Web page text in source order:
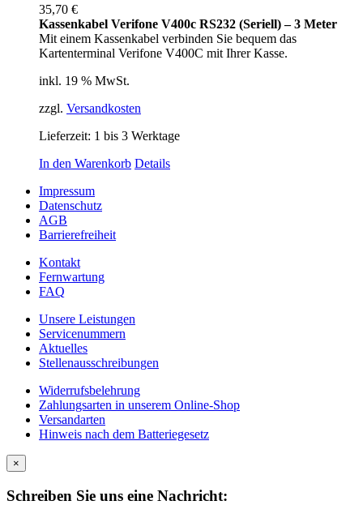
35,70 €
Kassenkabel Verifone V400c RS232 (Seriell) – 3 Meter
Mit einem Kassenkabel verbinden Sie bequem das
Kartenterminal Verifone V400C mit Ihrer Kasse.
inkl. 19 % MwSt.
zzgl. Versandkosten
Lieferzeit: 1 bis 3 Werktage
In den Warenkorb Details
Impressum
Datenschutz
AGB
Barrierefreiheit
Kontakt
Fernwartung
FAQ
Unsere Leistungen
Servicenummern
Aktuelles
Stellenausschreibungen
Widerrufsbelehrung
Zahlungsarten in unserem Online-Shop
Versandarten
Hinweis nach dem Batteriegesetz
×
Schreiben Sie uns eine Nachricht: